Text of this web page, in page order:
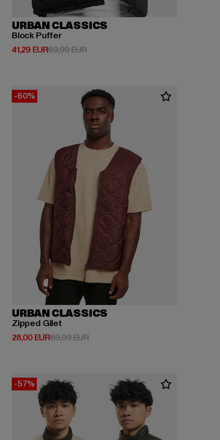
URBAN CLASSICS
Block Puffer
41,29 EUR
Derzeitiger Preis: 41,29 EUR
69,99 EURAktionspreis: 69,99 EUR
-60%
URBAN CLASSICS
Zipped Gilet
28,00 EUR
Derzeitiger Preis: 28,00 EUR
69,99 EURAktionspreis: 69,99 EUR
-57%